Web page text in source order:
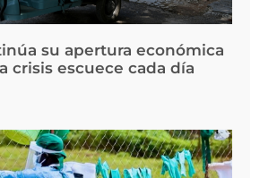
su apertura económica
crisis escuece cada día